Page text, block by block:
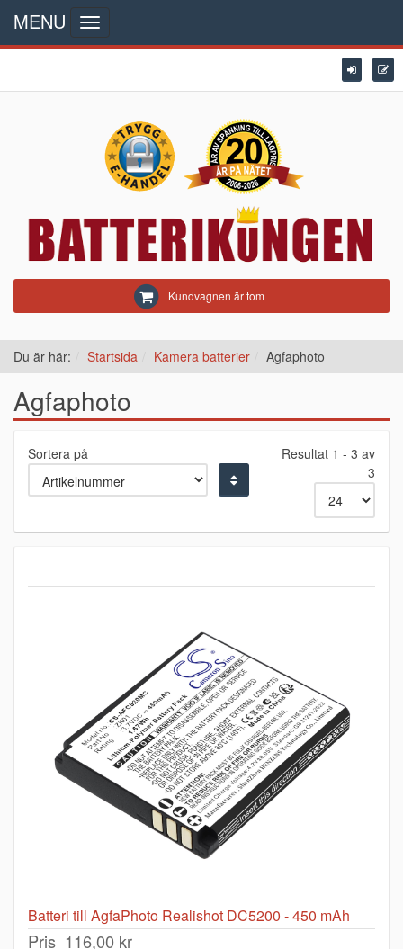
Kundvagnen är tom
MENU
Toggle
navigation
Du är här: Startsida Kamera batterier Agfaphoto
Agfaphoto
Sortera på
Resultat 1 - 3 av
3
Batteri till AgfaPhoto Realishot DC5200 - 450 mAh
Pris 116,00 kr